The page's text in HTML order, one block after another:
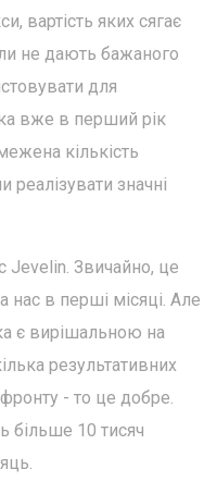
вартість яких сягає
не дають бажаного
для
вже в перший рік
кількість
значні
Jevelin. Звичайно, це
в перші місяці. Але
є вирішальною на
результативних
- то це добре.
більше 10 тисяч